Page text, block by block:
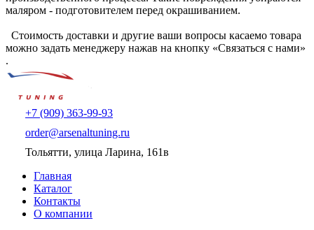
маляром - подготовителем перед окрашиванием.
Стоимость доставки и другие ваши вопросы касаемо товара
можно задать менеджеру нажав на кнопку «Связаться с нами»
.
+7 (909) 363-99-93
order@arsenaltuning.ru
Тольятти, улица Ларина, 161в
Главная
Каталог
Контакты
О компании